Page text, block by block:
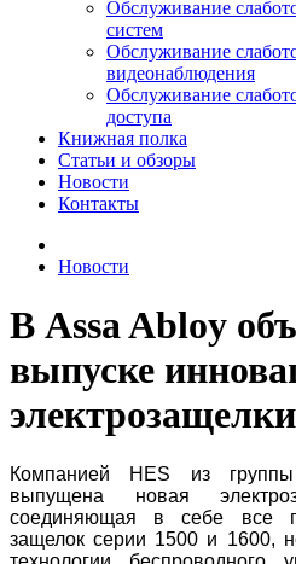
Обслуживание
систем
Обслуживание
видеонаблюдения
Обслуживание
доступа
Книжная полка
Статьи и обзоры
Новости
Контакты
Новости
В Assa Abloy
выпуске
электрозащелки
Компанией HES из
выпущена новая
соединяющая в себе все
защелок серии 1500 и 1600,